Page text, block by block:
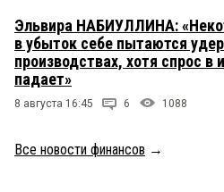
Эльвира НАБИУЛЛИНА:
в убыток себе пытаются
производствах, хотя спрос в
падает»
8 августа 16:45 6 1088
Все новости финансов →